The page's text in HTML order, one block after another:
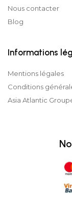
Nous contacter
Blog
Informations
Mentions légales
Conditions
Asia Atlantic